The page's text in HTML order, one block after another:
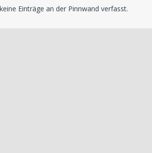
Einträge an der Pinnwand verfasst.